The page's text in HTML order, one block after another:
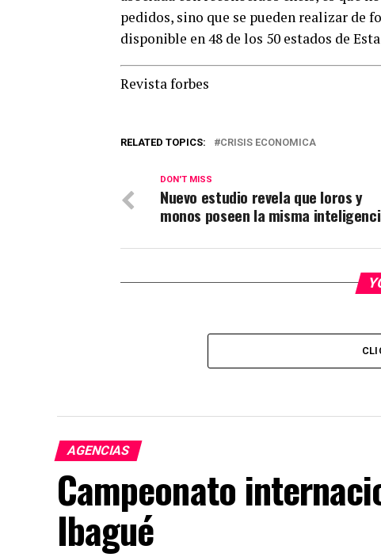
pedidos, sino que se pueden realizar de
disponible en 48 de los 50 estados de
Revista forbes
RELATED TOPICS: CRISIS ECONOMICA
DON'T MISS
Nuevo estudio revela que loros y
monos poseen la misma
AGENCIAS
Campeonato
Ibagué